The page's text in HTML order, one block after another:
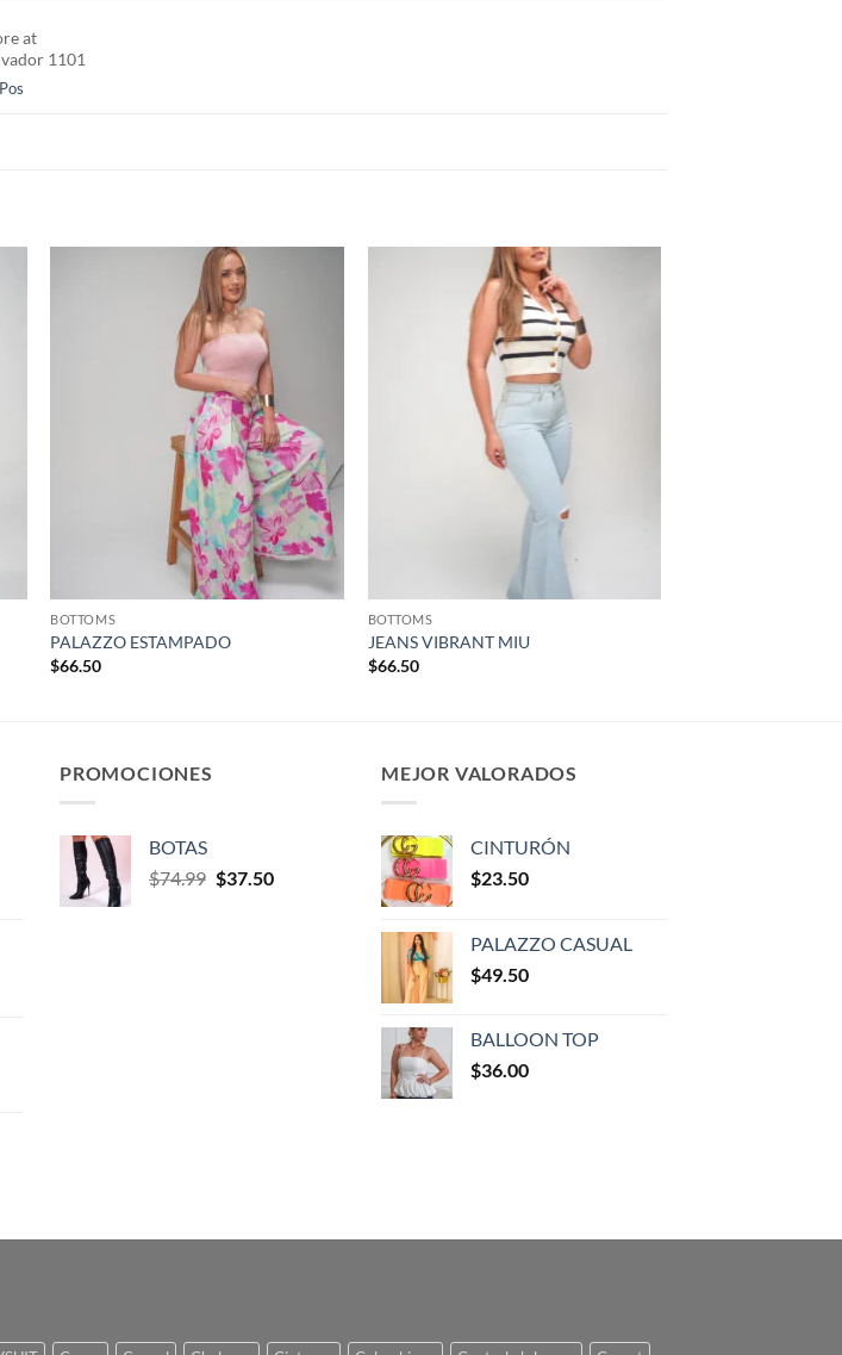
at
1101
BOTTOMS
PALAZZO ESTAMPADO
$66.50
BOTTOMS
JEANS VIBRANT MIU
$66.50
PROMOCIONES
BOTAS
$74.99 $37.50
MEJOR VALORADOS
CINTURÓN
$23.50
PALAZZO CASUAL
$49.50
BALLOON TOP
$36.00